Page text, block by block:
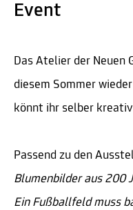
Event
Das Atelier der Neuen
diesem Sommer
könnt ihr selber
Passend zu den
Blumenbilder aus 200
Ein Fußballfeld muss